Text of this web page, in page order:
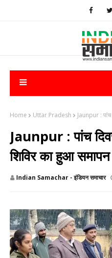
Home Uttar Pradesh Jaunpur : ​पांच
Jaunpur : ​पांच
शिविर का हुआ समापन
Indian Samachar - इंडियन समाचार